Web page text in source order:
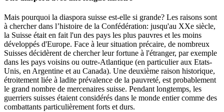
Mais pourquoi la diaspora suisse est-elle si grande? Les raisons sont
à chercher dans l’histoire de la Confédération: jusqu'au XXe siècle,
la Suisse était en fait l'un des pays les plus pauvres et les moins
développés d'Europe. Face à leur situation précaire, de nombreux
Suisses décidèrent de chercher leur fortune à l'étranger, par exemple
dans les pays voisins ou outre-Atlantique (en particulier aux Etats-
Unis, en Argentine et au Canada). Une deuxième raison historique,
étroitement liée à ladite prévalence de la pauvreté, est probablement
le grand nombre de mercenaires suisse. Pendant longtemps, les
guerriers suisses étaient considérés dans le monde entier comme des
combattants particulièrement forts et durs.